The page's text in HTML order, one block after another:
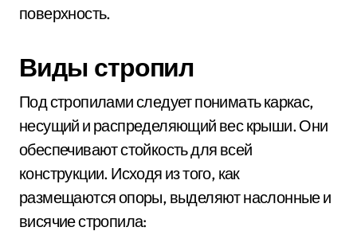
поверхность.
Виды стропил
Под стропилами следует понимать каркас,
несущий и распределяющий вес крыши. Они
обеспечивают стойкость для всей
конструкции. Исходя из того, как
размещаются опоры, выделяют наслонные и
висячие стропила: